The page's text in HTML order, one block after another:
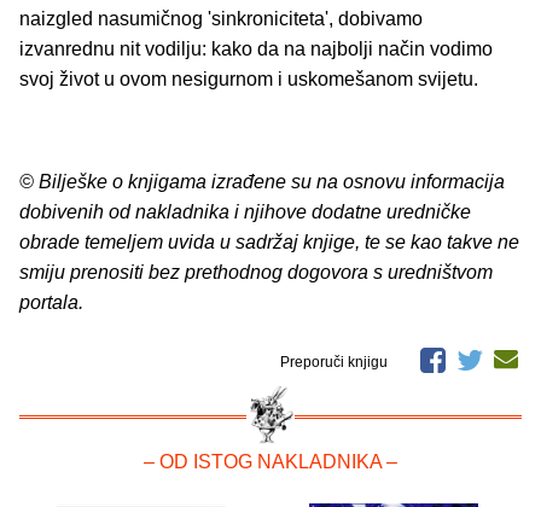
naizgled nasumičnog 'sinkroniciteta', dobivamo
izvanrednu nit vodilju: kako da na najbolji način vodimo
svoj život u ovom nesigurnom i uskomešanom svijetu.
© Bilješke o knjigama izrađene su na osnovu informacija
dobivenih od nakladnika i njihove dodatne uredničke
obrade temeljem uvida u sadržaj knjige, te se kao takve ne
smiju prenositi bez prethodnog dogovora s uredništvom
portala.
Preporuči knjigu
– OD ISTOG NAKLADNIKA –